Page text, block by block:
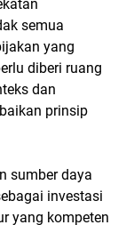
semua
yang
diberi ruang
dan
prinsip
sumber daya
investasi
yang kompeten